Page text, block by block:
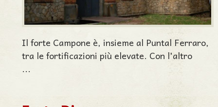
Il forte Campone è, insieme al Puntal Ferraro,
tra le fortificazioni più elevate. Con l'altro
...